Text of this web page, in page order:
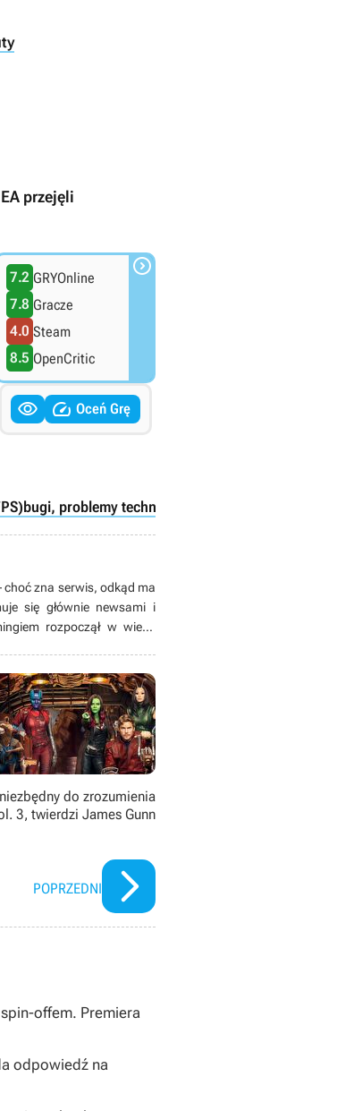
przejęli
7.2 GRYOnline
7.8 Gracze
4.0 Steam
8.5 OpenCritic

  Oceń Grę
bugi, problemy techniczne (gry)
choć zna serwis, odkąd ma
się głównie newsami i
rozpoczął w wieku
bezkrytycznie kocha
„dokonania literackie”
do zrozumienia
3, twierdzi James Gunn
POPRZEDNI
offem. Premiera
odpowiedź na